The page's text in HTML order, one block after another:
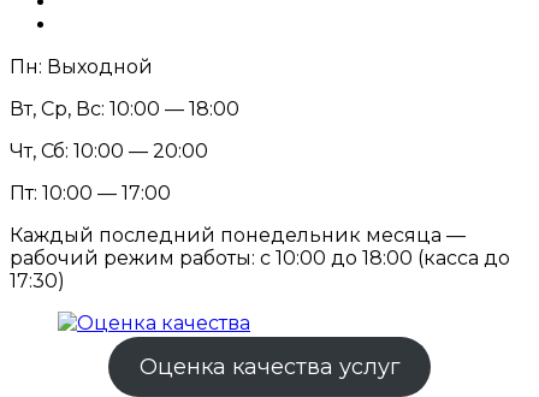
Пн: Выходной
Вт, Ср, Вс: 10:00 — 18:00
Чт, Сб: 10:00 — 20:00
Пт: 10:00 — 17:00
Каждый последний понедельник месяца —
рабочий режим работы: с 10:00 до 18:00 (касса до
17:30)
Оценка качества услуг